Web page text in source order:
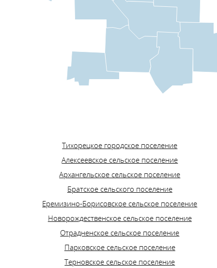
Тихорецкое городское поселение
Алексеевское сельское поселение
Архангельское сельское поселение
Братское сельского поселение
Еремизино-Борисовское сельское поселение
Новорождественское сельское поселение
Отрадненское сельское поселение
Парковское сельское поселение
Терновское сельское поселение